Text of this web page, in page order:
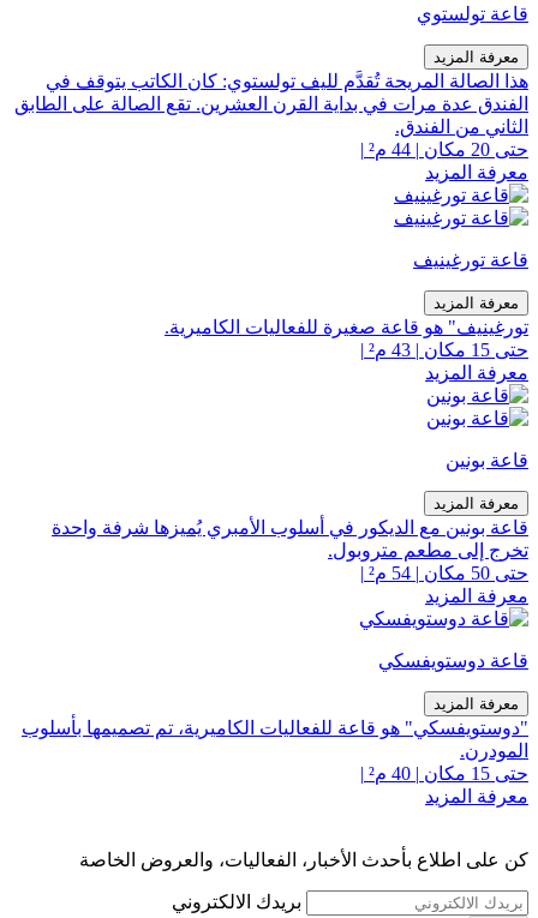
قاعة تولستوي
معرفة المزيد
هذا الصالة المريحة تُقدَّم لليف تولستوي: كان الكاتب يتوقف في
الفندق عدة مرات في بداية القرن العشرين. تقع الصالة على الطابق
الثاني من الفندق.
حتى 20 مكان
| 44 م²
|
معرفة المزيد
قاعة تورغينيف
معرفة المزيد
تورغينيف" هو قاعة صغيرة للفعاليات الكاميرية.
حتى 15 مكان
| 43 م²
|
معرفة المزيد
قاعة بونين
معرفة المزيد
قاعة بونين مع الديكور في أسلوب الأمبري يُميزها شرفة واحدة
تخرج إلى مطعم متروبول.
حتى 50 مكان
| 54 م²
|
معرفة المزيد
قاعة دوستويفسكي
معرفة المزيد
"دوستويفسكي" هو قاعة للفعاليات الكاميرية، تم تصميمها بأسلوب
المودرن.
حتى 15 مكان
| 40 م²
|
معرفة المزيد
كن على اطلاع بأحدث الأخبار، الفعاليات، والعروض الخاصة
بريدك الالكتروني